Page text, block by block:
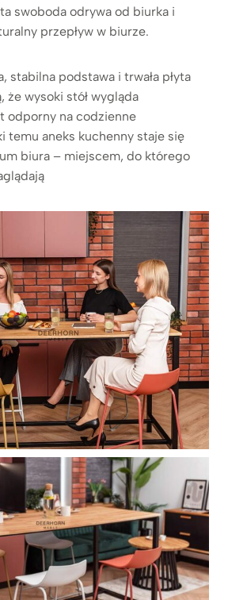
swoboda odrywa od biurka i
przepływ w biurze.
stabilna podstawa i trwała płyta
że wysoki stół wygląda
odporny na codzienne
temu aneks kuchenny staje się
biura – miejscem, do którego